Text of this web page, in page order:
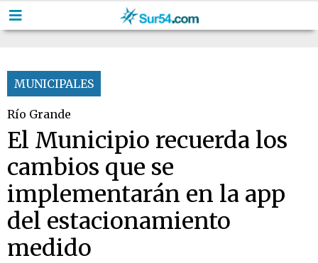
MUNICIPALES
Río Grande
El Municipio recuerda los
cambios que se
implementarán en la app
del estacionamiento
medido